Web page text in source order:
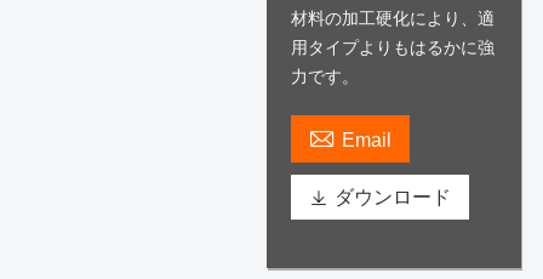
材料の加工硬化により、適
用タイプよりもはるかに強
力です。
 Email
 ダウンロード